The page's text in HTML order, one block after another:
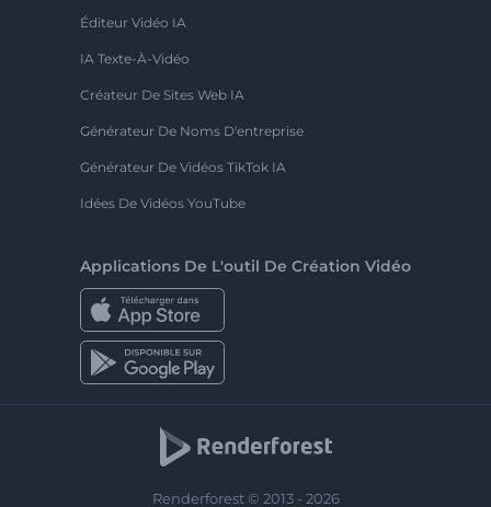
Éditeur Vidéo IA
IA Texte-À-Vidéo
Créateur De Sites Web IA
Générateur De Noms D'entreprise
Générateur De Vidéos TikTok IA
Idées De Vidéos YouTube
Applications De L'outil De Création Vidéo
Renderforest © 2013 - 2026